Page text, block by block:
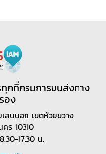
กที่กรมการขนส่งทาง
อง
สนนอก เขตห้วยขวาง
ร 10310
17.30 น.